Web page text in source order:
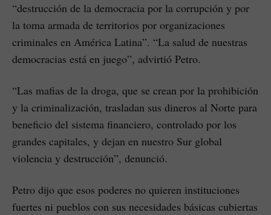
“destrucción de la democracia por la corrupción y por
la toma armada de territorios por organizaciones
criminales en América Latina”. “La salud de nuestras
democracias está en juego”, advirtió Petro.
“Las mafias de la droga, que se crean por la prohibición
y la criminalización, trasladan sus dineros al Norte para
beneficio del sistema financiero, controlado por los
grandes capitales, y dejan en nuestro Sur global
violencia y destrucción”, denunció.
Petro dijo que esos poderes no quieren instituciones
fuertes ni pueblos con sus necesidades básicas cubiertas